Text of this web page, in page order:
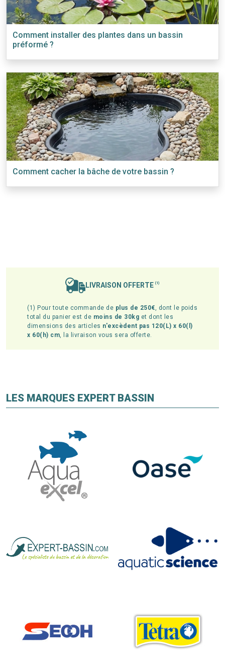
Comment installer des plantes dans un bassin
préformé ?
Comment cacher la bâche de votre bassin ?
LIVRAISON OFFERTE (1)
(1) Pour toute commande de plus de 250€, dont le poids
total du panier est de moins de 30kg et dont les
dimensions des articles n'excèdent pas 120(L) x 60(l)
x 60(h) cm, la livraison vous sera offerte.
LES MARQUES EXPERT BASSIN